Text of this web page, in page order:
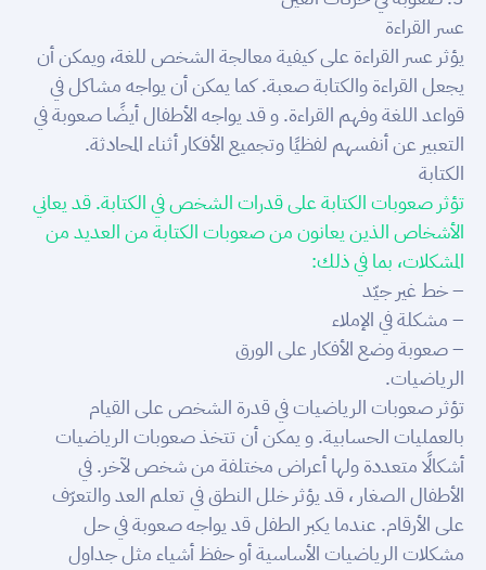
عسر القراءة
يؤثر عسر القراءة على كيفية معالجة الشخص للغة، ويمكن أن
يجعل القراءة والكتابة صعبة. كما يمكن أن يواجه مشاكل في
قواعد اللغة وفهم القراءة. و قد يواجه الأطفال أيضًا صعوبة في
التعبير عن أنفسهم لفظيًا وتجميع الأفكار أثناء المحادثة.
الكتابة
تؤثر صعوبات الكتابة على قدرات الشخص في الكتابة. قد يعاني
الأشخاص الذين يعانون من صعوبات الكتابة من العديد من
المشكلات، بما في ذلك:
– خط غير جيّد
– مشكلة في الإملاء
– صعوبة وضع الأفكار على الورق
الرياضيات.
تؤثر صعوبات الرياضيات في قدرة الشخص على القيام
بالعمليات الحسابية. و يمكن أن تتخذ صعوبات الرياضيات
أشكالًا متعددة ولها أعراض مختلفة من شخص لآخر. في
الأطفال الصغار ، قد يؤثر خلل النطق في تعلم العد والتعرّف
على الأرقام. عندما يكبر الطفل قد يواجه صعوبة في حل
مشكلات الرياضيات الأساسية أو حفظ أشياء مثل جداول